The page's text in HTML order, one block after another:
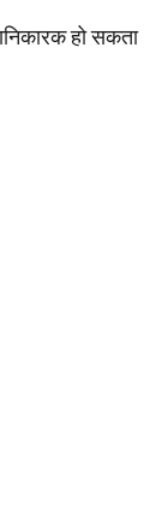
हो सकता